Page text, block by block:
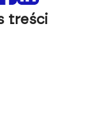
treści